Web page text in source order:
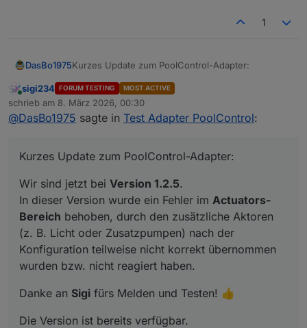
1
DasBo1975Kurzes Update zum PoolControl-Adapter:
Wir sind jetzt beiVersion 1.2.5
In dieser Version wurde ein Fehler im
Bereichbehoben, durch den zusätzliche Aktoren
wurden bzw. nicht reagiert haben.
Danke anSigifürs Melden und Testen! 👍
Online
sigi234 FORUM TESTING MOST ACTIVE
schrieb am 8. März 2026, 00:30
zuletzt editiert von
@DasBo1975 sagte in Test Adapter PoolControl:
Kurzes Update zum PoolControl-Adapter:
Wir sind jetzt bei Version 1.2.5.
In dieser Version wurde ein Fehler im Actuators-
Bereich behoben, durch den zusätzliche Aktoren
(z. B. Licht oder Zusatzpumpen) nach der
Konfiguration teilweise nicht korrekt übernommen
wurden bzw. nicht reagiert haben.
Danke an Sigi fürs Melden und Testen! 👍
Die Version ist bereits verfügbar.